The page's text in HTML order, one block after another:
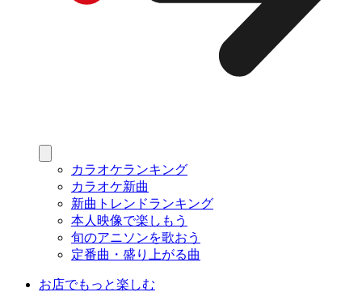
カラオケランキング
カラオケ新曲
新曲トレンドランキング
本人映像で楽しもう
旬のアニソンを歌おう
定番曲・盛り上がる曲
お店でもっと楽しむ